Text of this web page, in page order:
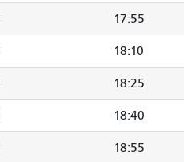
17:55
18:10
18:25
18:40
18:55